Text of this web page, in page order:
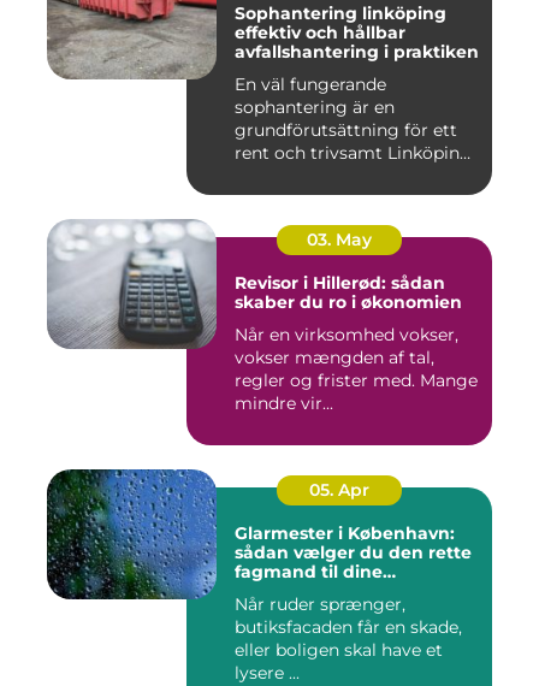
Sophantering linköping
effektiv och hållbar
avfallshantering i praktiken
En väl fungerande
sophantering är en
grundförutsättning för ett
rent och trivsamt Linköping.
03. May
Revisor i Hillerød: sådan
skaber du ro i økonomien
Når en virksomhed vokser,
vokser mængden af tal,
regler og frister med. Mange
mindre vir...
05. Apr
Glarmester i København:
sådan vælger du den rette
fagmand til dine
Når ruder sprænger,
butiksfacaden får en skade,
eller boligen skal have et
lysere ...